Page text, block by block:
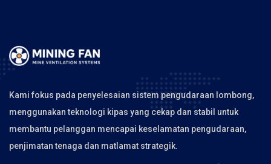
Kami fokus pada penyelesaian sistem pengudaraan lombong,
menggunakan teknologi kipas yang cekap dan stabil untuk
membantu pelanggan mencapai keselamatan pengudaraan,
penjimatan tenaga dan matlamat strategik.